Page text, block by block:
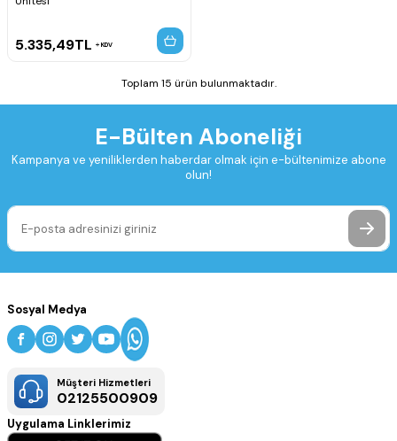
5.335,49TL KDV
Toplam 15 ürün bulunmaktadır.
E-Bülten Aboneliği
Kampanya ve yeniliklerden haberdar olmak için e-bültenimize abone
olun!
Sosyal Medya
Müşteri Hizmetleri
02125500909
Uygulama Linklerimiz